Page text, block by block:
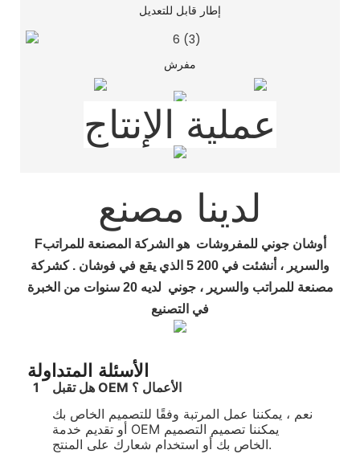
إطار قابل للتعديل
مفرش
عملية الإنتاج
لدينا مصنع
Fأوشانجوني للمفروشات هو الشركة المصنعة للمراتب
والسرير ، أنشئت في 200 5 الذي يقع في فوشان .كشركة
مصنعة للمراتب والسرير، جوني لديه20 سنوات من الخبرة
في التصنيع
الأسئلة المتداولة
1
هل تقبل OEM الأعمال ؟
نعم ، يمكننا عمل المرتبة وفقًا للتصميم الخاص بك
أو تقديم خدمة OEM يمكننا تصميم التصميم
الخاص بك أو استخدام شعارك على المنتج.